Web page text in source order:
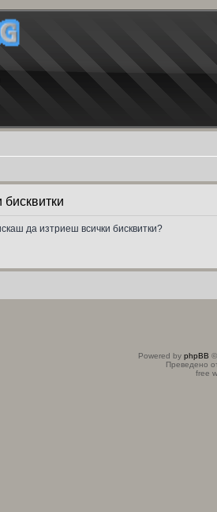
бисквитки
да изтриеш всички бисквитки?
Powered by phpBB
Преведено
free